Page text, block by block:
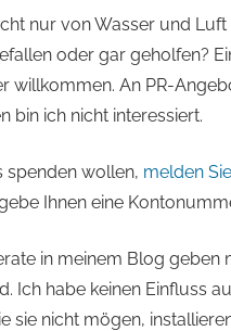
nur von Wasser und Luft
oder gar geholfen?
willkommen. An PR-
bin ich nicht interessiert.
spenden wollen, melden
Ihnen eine
in meinem Blog geben
Ich habe keinen Einfluss
sie nicht mögen,